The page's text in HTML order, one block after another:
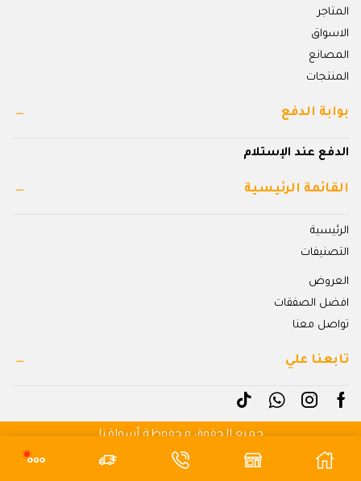
المتاجر
الاسواق
المصانع
المنتجات
بوابة الدفع
الدفع عند الإستلام
القائمة الرئيسية
الرئيسية
التصنيفات
العروض
افضل الصفقات
تواصل معنا
تابعنا علي
جميع الحقوق محفوظة أسواقنا
بواسطة شهبندر